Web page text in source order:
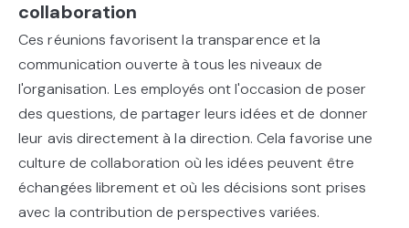
collaboration
Ces réunions favorisent la transparence et la
communication ouverte à tous les niveaux de
l'organisation. Les employés ont l'occasion de poser
des questions, de partager leurs idées et de donner
leur avis directement à la direction. Cela favorise une
culture de collaboration où les idées peuvent être
échangées librement et où les décisions sont prises
avec la contribution de perspectives variées.